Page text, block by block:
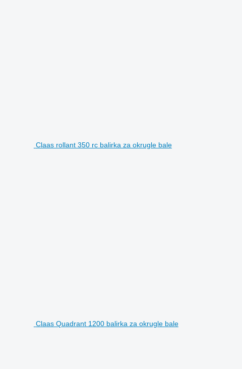
Claas rollant 350 rc balirka za okrugle bale
Claas Quadrant 1200 balirka za okrugle bale